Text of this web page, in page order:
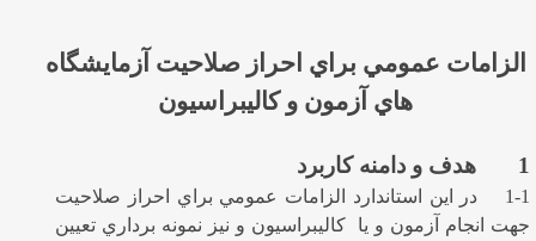
الزامات عمومي براي احراز صلاحيت آزمايشگاه
هاي آزمون و كاليبراسيون
1 هدف و دامنه كاربرد
1-1 در اين استاندارد الزامات عمومي براي احراز صلاحيت
جهت انجام آزمون و يا كاليبراسيون و نيز نمونه برداري تعيين